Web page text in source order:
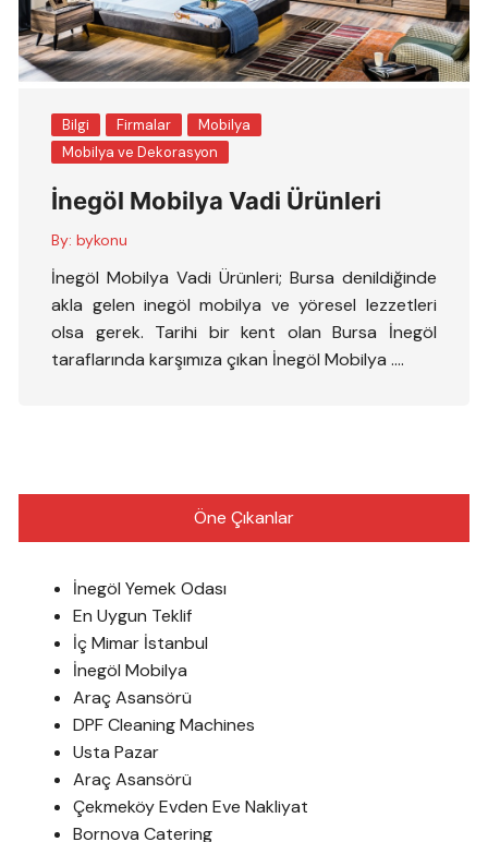
Bilgi Firmalar
Mobilya
Mobilya ve Dekorasyon
İnegöl Mobilya Vadi Ürünleri
By: bykonu
İnegöl Mobilya Vadi Ürünleri; Bursa denildiğinde
akla gelen inegöl mobilya ve yöresel lezzetleri
olsa gerek. Tarihi bir kent olan Bursa İnegöl
taraflarında karşımıza çıkan İnegöl Mobilya ….
Öne Çıkanlar
İnegöl Yemek Odası
En Uygun Teklif
İç Mimar İstanbul
İnegöl Mobilya
Araç Asansörü
DPF Cleaning Machines
Usta Pazar
Araç Asansörü
Çekmeköy Evden Eve Nakliyat
Bornova Catering